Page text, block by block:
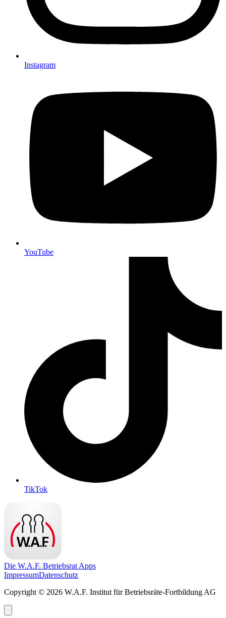
Instagram
YouTube
TikTok
Die W.A.F. Betriebsrat Apps
ImpressumDatenschutz
Copyright © 2026 W.A.F. Institut für Betriebsräte-Fortbildung AG